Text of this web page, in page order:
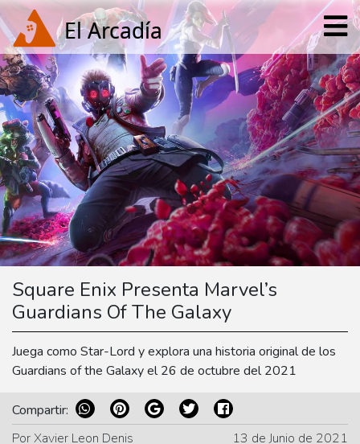
Square Enix Presenta Marvel’s
Guardians Of The Galaxy
Juega como Star-Lord y explora una historia original de los
Guardians of the Galaxy el 26 de octubre del 2021
Compartir:
13 de Junio de 2021
Por Xavier Leon Denis